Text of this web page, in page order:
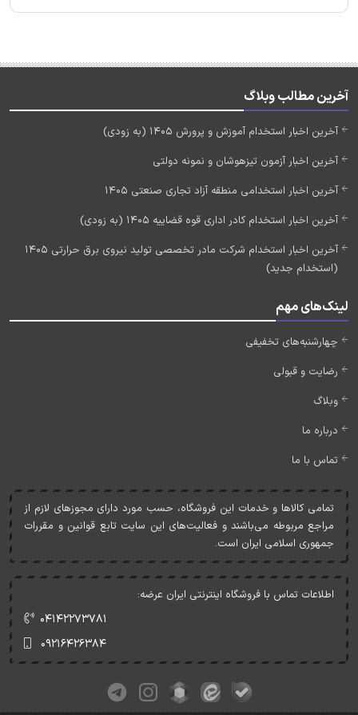
آخرین مطالب وبلاگ
آخرین اخبار استخدام آموزش و پرورش 1405 (به زودی)
آخرین اخبار آزمون تیزهوشان و نمونه دولتی
آخرین اخبار استخدامی منطقه آزاد تجاری صنعتی 1405
آخرین اخبار استخدام کادر اداری قوه قضاییه 1405 (به زودی)
آخرین اخبار استخدام شرکت مادر تخصصی تولید نیروی برق حرارتی 1405
(استخدام جدید)
لینک‌های مهم
چهارشنبه‌های تخفیفی
رضایت و قبولی
وبلاگ
درباره ما
تماس با ما
تمامی کالاها و خدمات اين فروشگاه، حسب مورد دارای مجوزهای لازم از
مراجع مربوطه می‌باشند و فعاليت‌های اين سايت تابع قوانين و مقررات
جمهوری اسلامی ايران است.
اطلاعات تماس با فروشگاه اینترنتی ایران عرضه:
۰۴۱۴۲۲۷۳۷۸۱
۰۹۲۱۶۴۲۶۳۸۴